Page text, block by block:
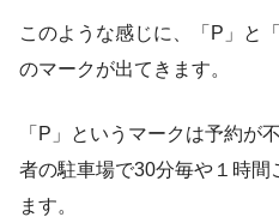
このような感じに、「P」と
のマークが出てきます。
「P」というマークは予約が
者の駐車場で30分毎や１時間
ます。